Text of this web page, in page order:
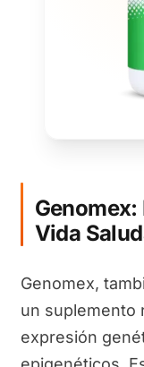
Genomex:
Vida
Genomex,
un suplemento
expresión